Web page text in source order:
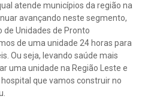
atende municípios da região na
avançando neste segmento,
Unidades de Pronto
de uma unidade 24 horas para
Ou seja, levando saúde mais
uma unidade na Região Leste e
que vamos construir no